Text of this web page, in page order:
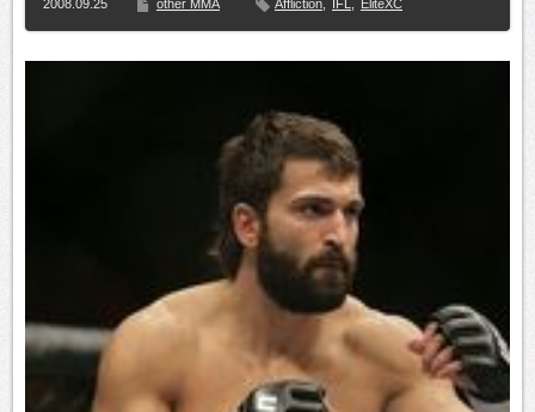
2008.09.25 other MMA Affliction IFL EliteXC